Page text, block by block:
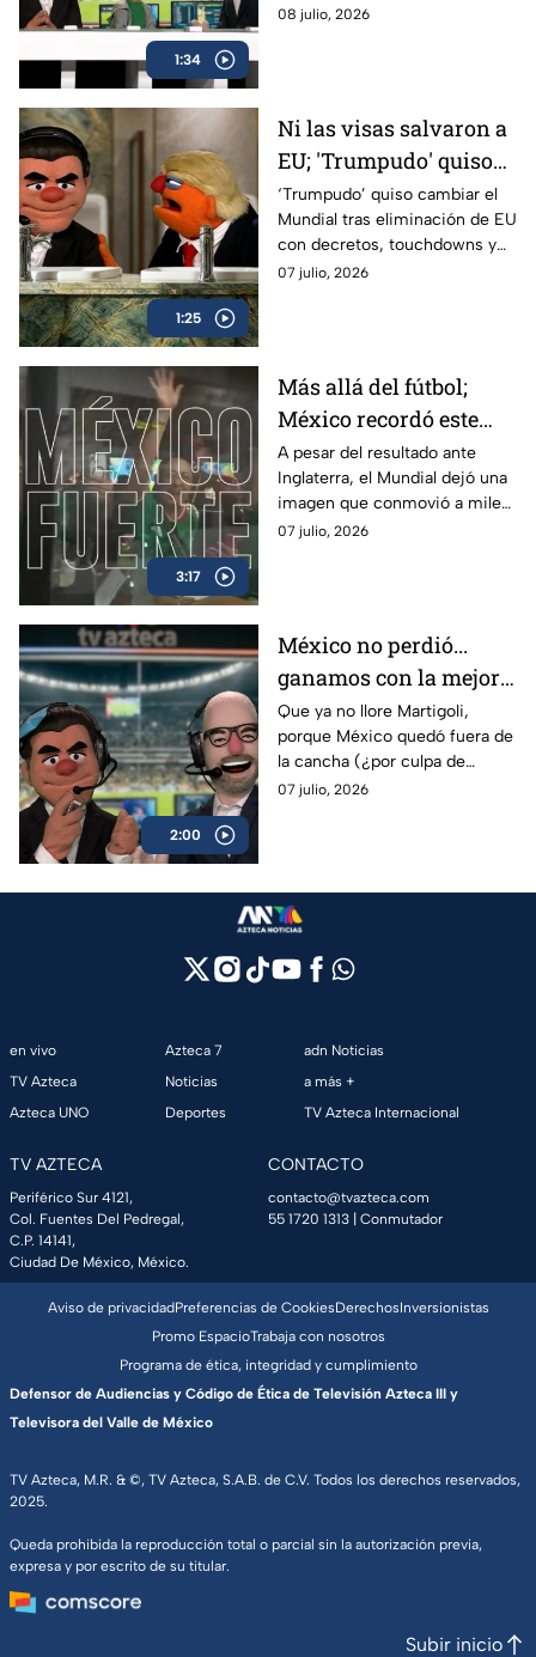
1:34
donde habló de sus inicios, su
08 julio, 2026
1:25
Ni las visas salvaron a
EU; 'Trumpudo' quiso
llegar a la Final del
Mundial por decreto y
acabó eliminado:
Peluches
‘Trumpudo’ quiso cambiar el
Mundial tras eliminación de EU
con decretos, touchdowns y
hasta amenazas de quitar
07 julio, 2026
3:17
Más allá del fútbol;
México recordó este
Mundial que juntos
seguimos siendo más
grandes
A pesar del resultado ante
Inglaterra, el Mundial dejó una
imagen que conmovió a miles
de mexicanos: un país unido
07 julio, 2026
2:00
México no perdió...
ganamos con la mejor
afición del Mundial
2026: Peluches
Que ya no llore Martigoli,
porque México quedó fuera de
la cancha (¿por culpa de
Maná?) pero la afición hizo
07 julio, 2026
en vivo
TV Azteca
Azteca UNO
Azteca 7
Noticias
Deportes
adn Noticias
a más +
TV Azteca Internacional
TV AZTECA
Periférico Sur 4121,
Col. Fuentes Del Pedregal,
C.P. 14141,
Ciudad De México, México.
CONTACTO
contacto@tvazteca.com
55 1720 1313 | Conmutador
TV Azteca, M.R. & ©, TV Azteca, S.A.B. de C.V. Todos los derechos reservados,
2025.
Queda prohibida la reproducción total o parcial sin la autorización previa,
expresa y por escrito de su titular.
Aviso de privacidadPreferencias de CookiesDerechosInversionistas
Promo EspacioTrabaja con nosotros
Programa de ética, integridad y cumplimiento
Defensor de Audiencias y Código de Ética de Televisión Azteca III y
Televisora del Valle de México
Subir inicio